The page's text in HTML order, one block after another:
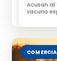
Acusan al
vacuno